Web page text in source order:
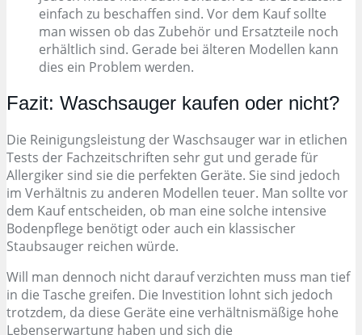
einfach zu beschaffen sind. Vor dem Kauf sollte
man wissen ob das Zubehör und Ersatzteile noch
erhältlich sind. Gerade bei älteren Modellen kann
dies ein Problem werden.
Fazit: Waschsauger kaufen oder nicht?
Die Reinigungsleistung der Waschsauger war in etlichen
Tests der Fachzeitschriften sehr gut und gerade für
Allergiker sind sie die perfekten Geräte. Sie sind jedoch
im Verhältnis zu anderen Modellen teuer. Man sollte vor
dem Kauf entscheiden, ob man eine solche intensive
Bodenpflege benötigt oder auch ein klassischer
Staubsauger reichen würde.
Will man dennoch nicht darauf verzichten muss man tief
in die Tasche greifen. Die Investition lohnt sich jedoch
trotzdem, da diese Geräte eine verhältnismäßige hohe
Lebenserwartung haben und sich die